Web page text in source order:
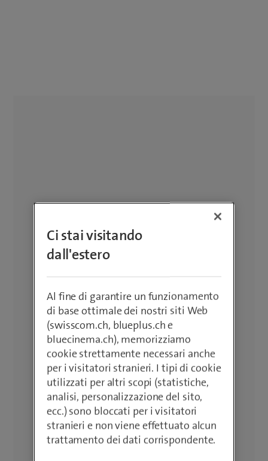
Ci stai visitando
dall'estero
Al fine di garantire un funzionamento
di base ottimale dei nostri siti Web
(swisscom.ch, blueplus.ch e
bluecinema.ch), memorizziamo
cookie strettamente necessari anche
per i visitatori stranieri. I tipi di cookie
utilizzati per altri scopi (statistiche,
analisi, personalizzazione del sito,
ecc.) sono bloccati per i visitatori
stranieri e non viene effettuato alcun
trattamento dei dati corrispondente.